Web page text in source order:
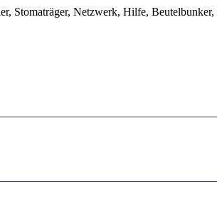
Stomaträger, Netzwerk, Hilfe,